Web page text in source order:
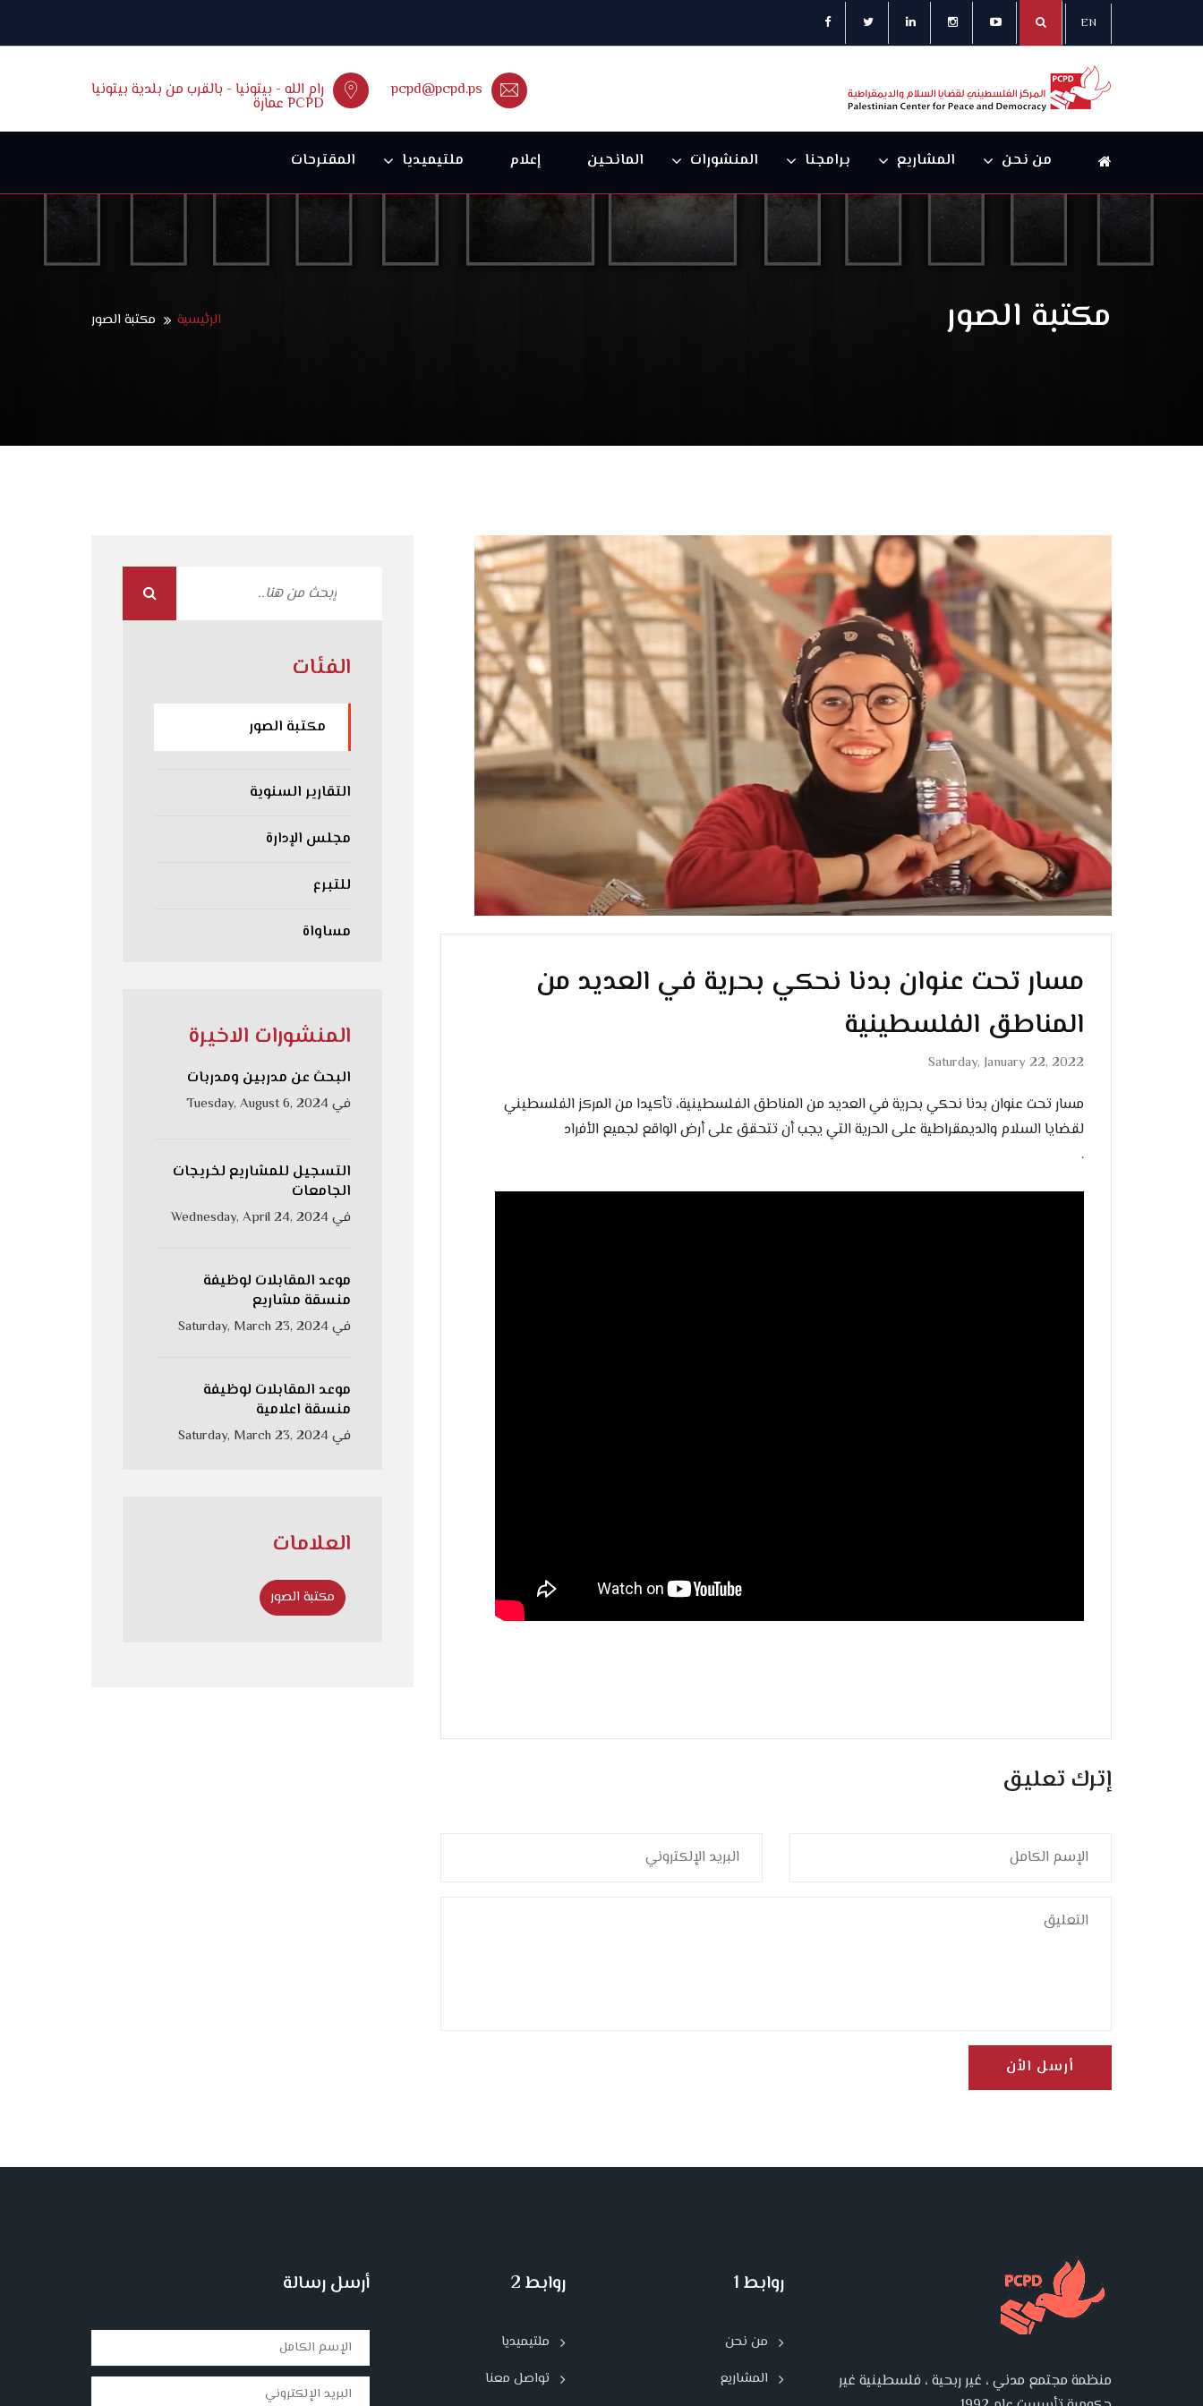
EN
pcpd@pcpd.ps رام الله - بيتونيا - بالقرب من بلدية بيتونيا
عمارة PCPD
من نحن المشاريع برامجنا المنشورات المانحين إعلام ملتيميديا المقترحات
مكتبة الصور الرئيسية مكتبة الصور
مسار تحت عنوان بدنا نحكي بحرية في العديد من
المناطق الفلسطينية
Saturday, January 22, 2022
مسار تحت عنوان بدنا نحكي بحرية في العديد من المناطق الفلسطينية، تأكيدا من المركز الفلسطيني
لقضايا السلام والديمقراطية على الحرية التي يجب أن تتحقق على أرض الواقع لجميع الأفراد
.
إترك تعليق
أرسل الأن
الفئات
مكتبة الصور
التقارير السنوية
مجلس الإدارة
للتبرع
مساواة
المنشورات الاخيرة
البحث عن مدربين ومدربات
فيTuesday, August 6, 2024
التسجيل للمشاريع لخريجات
الجامعات
فيWednesday, April 24, 2024
موعد المقابلات لوظيفة
منسقة مشاريع
فيSaturday, March 23, 2024
موعد المقابلات لوظيفة
منسقة اعلامية
فيSaturday, March 23, 2024
العلامات
مكتبة الصور
منظمة مجتمع مدني ، غير ربحية ، فلسطينية غير
روابط 1
من نحن
المشاريع
روابط 2
ملتيميديا
تواصل معنا
أرسل رسالة